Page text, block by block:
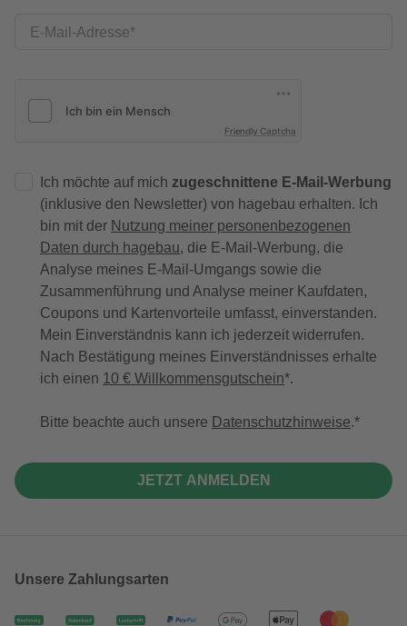
E-Mail-Adresse
Friendly Captcha
Ich möchte auf mich zugeschnittene E-Mail-Werbung
(inklusive den Newsletter) von hagebau erhalten. Ich
bin mit der Nutzung meiner personenbezogenen
Daten durch hagebau, die E-Mail-Werbung, die
Analyse meines E-Mail-Umgangs sowie die
Zusammenführung und Analyse meiner Kaufdaten,
Coupons und Kartenvorteile umfasst, einverstanden.
Mein Einverständnis kann ich jederzeit widerrufen.
Nach Bestätigung meines Einverständnisses erhalte
ich einen 10 € Willkommensgutschein*.
Bitte beachte auch unsere Datenschutzhinweise.
JETZT ANMELDEN
Unsere Zahlungsarten